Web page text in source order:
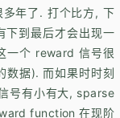
年了. 打个比方, 下
下到最后才会出现一
一个 reward 信号很
数据). 而如果时时刻
号有小有大, sparse
function 在现阶